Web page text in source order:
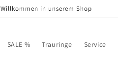
Willkommen in unserem Shop
SALE % Trauringe Service